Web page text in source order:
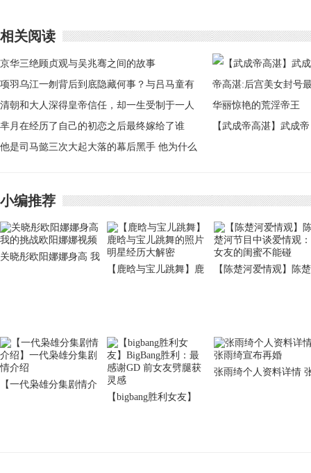
相关阅读
京华三绝顾贞观与吴兆骞之间的故事
项羽乌江一刎背后到底隐藏何事？与吕马童有
关
清朝和大人深得皇帝信任，却一生受制于一人
芈月在经历了自己的初恋之后最终嫁给了谁
他是司马懿三次大起大落的幕后黑手 他为什么
【武成帝高湛】武成帝
小编推荐
关晓彤欧阳娜娜身高 我
【鹿晗与宝儿跳舞】鹿
【陈楚河爱情观】陈楚
【一代枭雄分集剧情介
【bigbang胜利女友】
张雨绮个人资料详情